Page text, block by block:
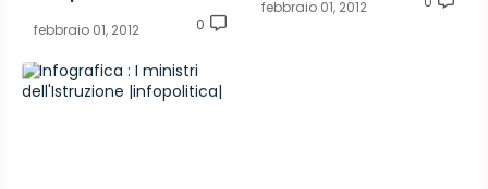
febbraio 01, 2012 0
febbraio 01, 2012